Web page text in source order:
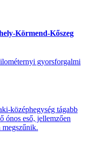
Körmend-Kőszeg
gyorsforgalmi
középhegység tágabb
ónos eső, jellemzően
megszűnik.